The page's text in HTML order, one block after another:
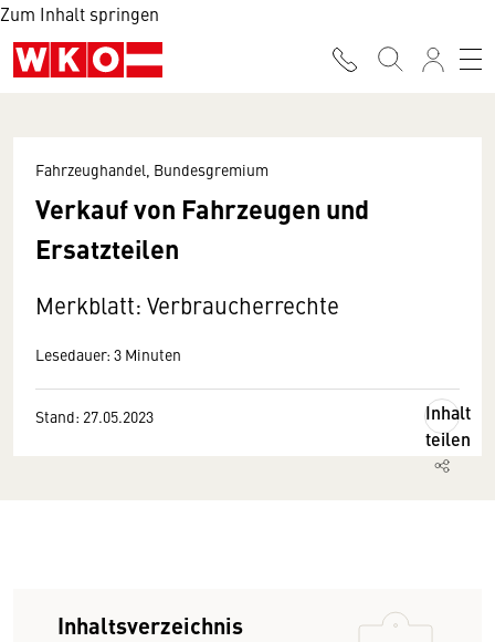
Zum Inhalt springen
Fahrzeughandel, Bundesgremium
Verkauf von Fahrzeugen und
Ersatzteilen
Merkblatt: Verbraucherrechte
Lesedauer: 3 Minuten
Stand: 27.05.2023
Inhalt
teilen
Inhaltsverzeichnis